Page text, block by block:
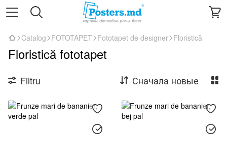
Catalog FOTOTAPET Fototapet de designer Floristică
Floristică fototapet
Filtru Сначала новые